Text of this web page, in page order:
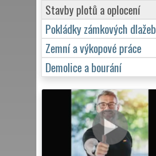
Stavby plotů a oplocení
Pokládky zámkových dlažeb
Zemní a výkopové práce
Demolice a bourání